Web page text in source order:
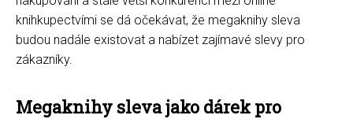
knihkupectvími se dá očekávat, že megaknihy sleva
budou nadále existovat a nabízet zajímavé slevy pro
zákazníky.
Megaknihy sleva jako dárek pro